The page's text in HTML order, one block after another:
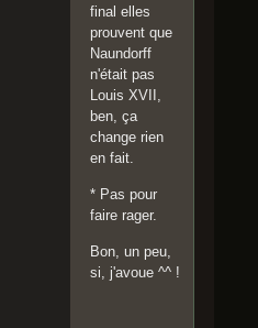
final elles
prouvent que
Naundorff
n'était pas
Louis XVII,
ben, ça
change rien
en fait.
* Pas pour
faire rager.
Bon, un peu,
si, j'avoue ^^ !